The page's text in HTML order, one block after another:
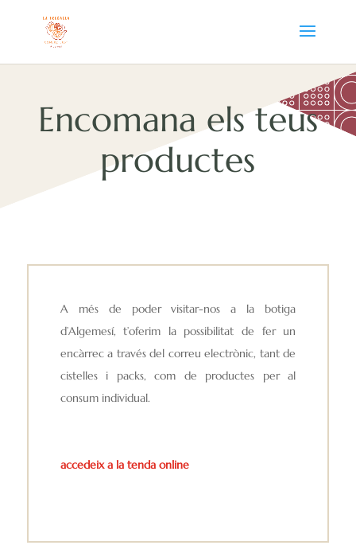
Encomana els teus
productes
A més de poder visitar-nos a la botiga
d’Algemesí, t’oferim la possibilitat de fer un
encàrrec a través del correu electrònic, tant de
cistelles i packs, com de productes per al
consum individual.
accedeix a la tenda online